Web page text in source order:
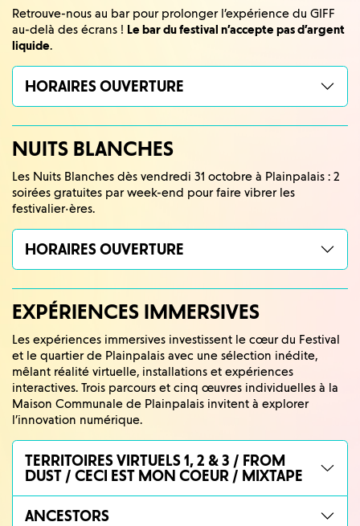
Retrouve-nous au bar pour prolonger l’expérience du GIFF
au-delà des écrans ! Le bar du festival n’accepte pas d’argent
liquide.
HORAIRES OUVERTURE
NUITS BLANCHES
Les Nuits Blanches dès vendredi 31 octobre à Plainpalais : 2
soirées gratuites par week-end pour faire vibrer les
festivalier·ères.
HORAIRES OUVERTURE
EXPÉRIENCES IMMERSIVES
Les expériences immersives investissent le cœur du Festival
et le quartier de Plainpalais avec une sélection inédite,
mêlant réalité virtuelle, installations et expériences
interactives. Trois parcours et cinq œuvres individuelles à la
Maison Communale de Plainpalais invitent à explorer
l’innovation numérique.
TERRITOIRES VIRTUELS 1, 2 & 3 / FROM
DUST / CECI EST MON COEUR / MIXTAPE
ANCESTORS